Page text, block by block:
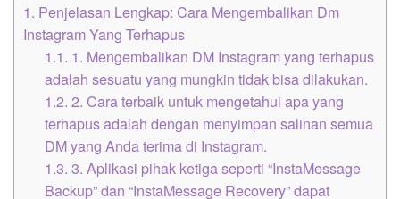
1. Penjelasan Lengkap: Cara Mengembalikan Dm
Instagram Yang Terhapus
1.1. 1. Mengembalikan DM Instagram yang terhapus
adalah sesuatu yang mungkin tidak bisa dilakukan.
1.2. 2. Cara terbaik untuk mengetahui apa yang
terhapus adalah dengan menyimpan salinan semua
DM yang Anda terima di Instagram.
1.3. 3. Aplikasi pihak ketiga seperti “InstaMessage
Backup” dan “InstaMessage Recovery” dapat